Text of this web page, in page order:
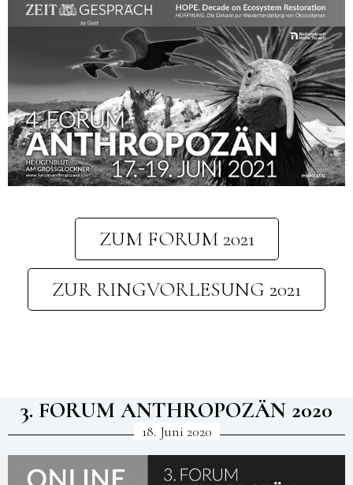
ZUM FORUM 2021
ZUR RINGVORLESUNG 2021
3. FORUM ANTHROPOZÄN 2020
18. Juni 2020